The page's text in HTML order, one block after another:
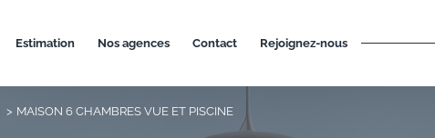
estimation nos agences contact rejoignez-nous
MAISON 6 CHAMBRES VUE ET PISCINE